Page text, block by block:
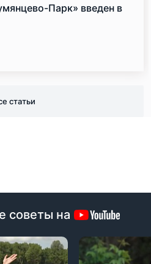
Парк» введен в
статьи
советы на